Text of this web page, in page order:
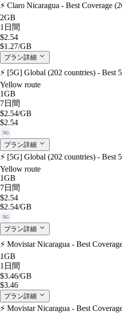
⚡️ Claro Nicaragua - Best Coverage
2GB
1日間
$2.54
$1.27/GB
プラン詳細
⚡️ [5G] Global (202 countries) - Best
Yellow route
1GB
7日間
$2.54/GB
$2.54
5G
プラン詳細
⚡️ [5G] Global (202 countries) - Best
Yellow route
1GB
7日間
$2.54
$2.54/GB
5G
プラン詳細
⚡️ Movistar Nicaragua - Best
1GB
1日間
$3.46/GB
$3.46
プラン詳細
⚡️ Movistar Nicaragua - Best